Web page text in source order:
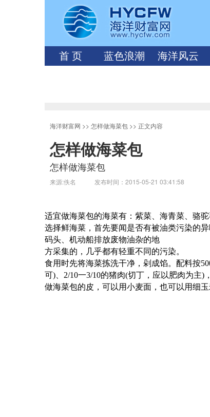
首 页 蓝色浪潮 海洋风云
海洋财富网 >> 怎样做海菜包 >> 正文内容
怎样做海菜包
怎样做海菜包
来源:佚名 发布时间：2015-05-21 03:41:58
适宜做海菜包的海菜有：紫菜、海青菜、骆驼
选择鲜海菜，首先要闻是否有被油类污染的异
码头、机动船排放废物油杂的地
方采集的，几乎都有轻重不同的污染。
食用时先将海菜拣洗干净，剁成馅。配料按
可) 2/10一3/10的猪肉(切丁， 应以肥肉为主)
做海菜包的皮，可以用小麦面，也可以用细